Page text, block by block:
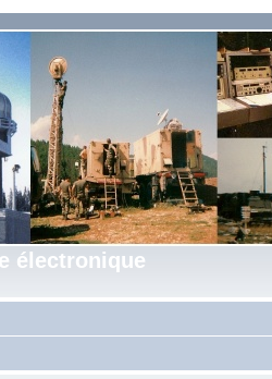
électronique